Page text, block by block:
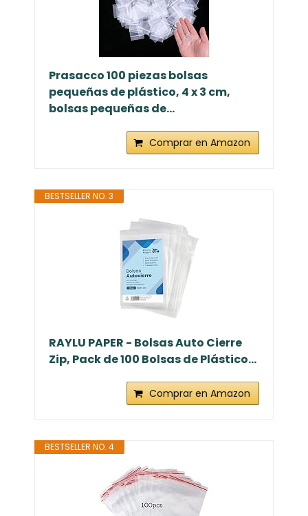
Prasacco 100 piezas bolsas
pequeñas de plástico, 4 x 3 cm,
bolsas pequeñas de...
Comprar en Amazon
BESTSELLER NO. 3
RAYLU PAPER - Bolsas Auto Cierre
Zip, Pack de 100 Bolsas de Plástico...
Comprar en Amazon
BESTSELLER NO. 4